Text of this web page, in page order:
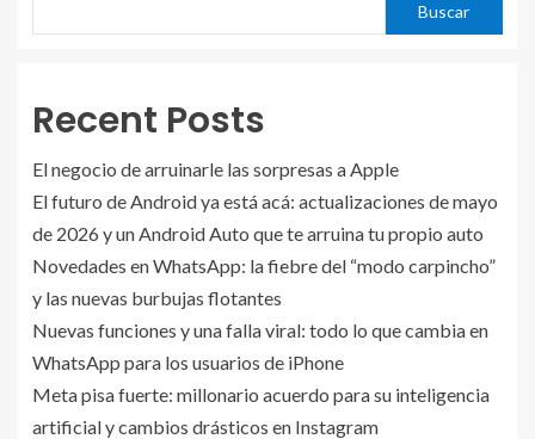
Buscar
Recent Posts
El negocio de arruinarle las sorpresas a Apple
El futuro de Android ya está acá: actualizaciones de mayo
de 2026 y un Android Auto que te arruina tu propio auto
Novedades en WhatsApp: la fiebre del “modo carpincho”
y las nuevas burbujas flotantes
Nuevas funciones y una falla viral: todo lo que cambia en
WhatsApp para los usuarios de iPhone
Meta pisa fuerte: millonario acuerdo para su inteligencia
artificial y cambios drásticos en Instagram